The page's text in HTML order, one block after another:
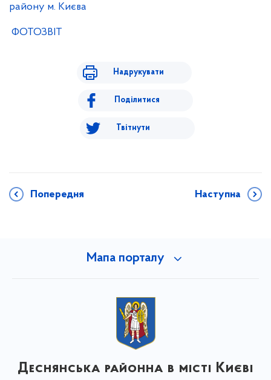
району м. Києва
ФОТОЗВІТ
Надрукувати
Поділитися
Твітнути
Попередня Наступна
Мапа порталу
Деснянська районна в місті Києві